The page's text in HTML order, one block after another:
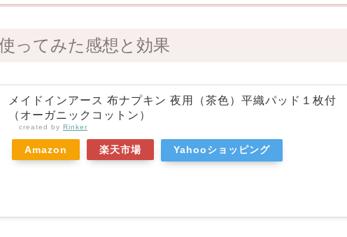
ってみた感想と効果
メイドインアース 布ナプキン 夜用（茶色）平織パッド１枚付
（オーガニックコットン）
created by Rinker
Amazon 楽天市場 Yahooショッピング